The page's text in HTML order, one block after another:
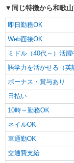
同じ特徴から和歌
即日勤務OK
Web面接OK
ミドル（40代～）活躍
語学力を活かせる（英
ボーナス・賞与あり
日払い
10時～勤務OK
ネイルOK
車通勤OK
交通費支給